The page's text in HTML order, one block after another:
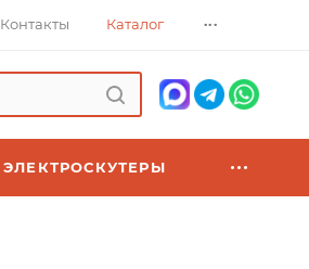
Контакты Каталог ...
ЭЛЕКТРОСКУТЕРЫ